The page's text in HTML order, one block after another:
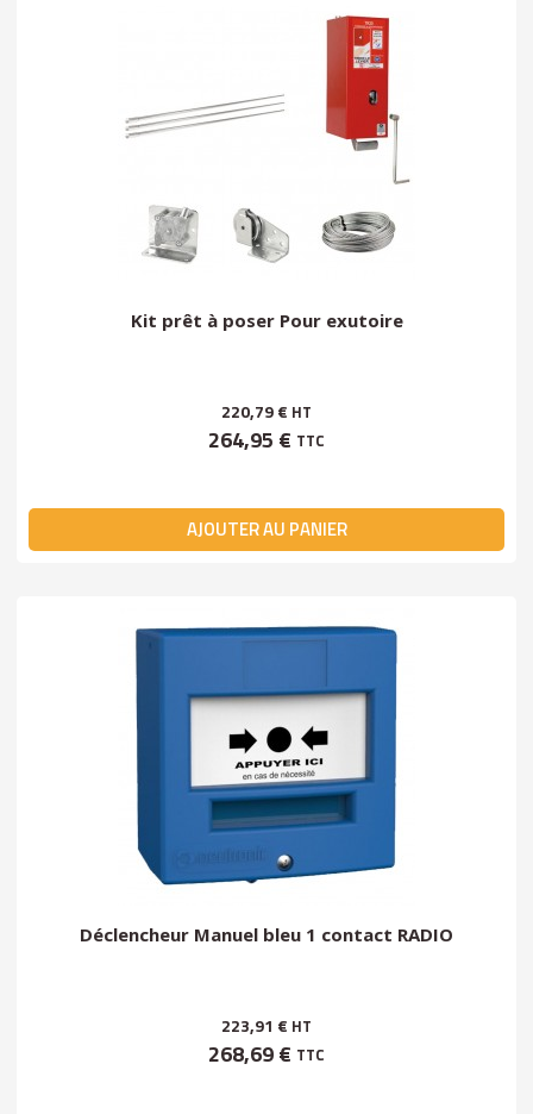
Kit prêt à poser Pour exutoire
220,79 € HT
264,95 € TTC
AJOUTER AU PANIER
Déclencheur Manuel bleu 1 contact RADIO
223,91 € HT
268,69 € TTC